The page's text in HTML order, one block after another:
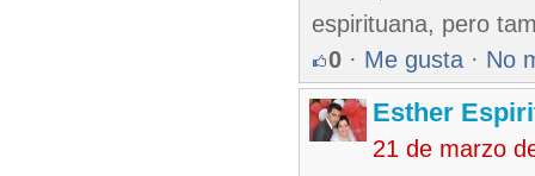
espirituana, pero
0 · Me gusta · No
Esther
21 de marzo